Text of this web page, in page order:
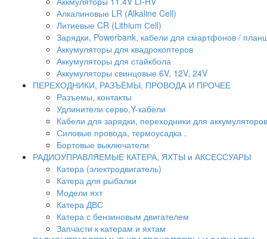
Алкалиновые LR (Alkaline Cell)
Литиевые CR (Lithium Сell)
Зарядки, Powerbank, кабели для смартфонов /
Аккумуляторы для квадрокоптеров
Аккумуляторы для стайкбола
Аккумуляторы свинцовые 6V, 12V, 24V
ПЕРЕХОДНИКИ, РАЗЪЁМЫ, ПРОВОДА И ПРОЧЕЕ
Разъемы, контакты
Удлинители серво,Y-кабели
Кабели для зарядки, переходники для аккумуляторов
Силовые провода, термоусадка .
Бортовые выключатели
РАДИОУПРАВЛЯЕМЫЕ КАТЕРА, ЯХТЫ и АКСЕССУАРЫ
Катера (электродвигатель)
Катера для рыбалки
Модели яхт
Катера ДВС
Катера с бензиновым двигателем
Запчасти к катерам и яхтам